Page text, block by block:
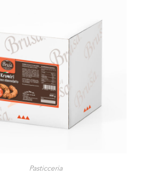
Pasticceria